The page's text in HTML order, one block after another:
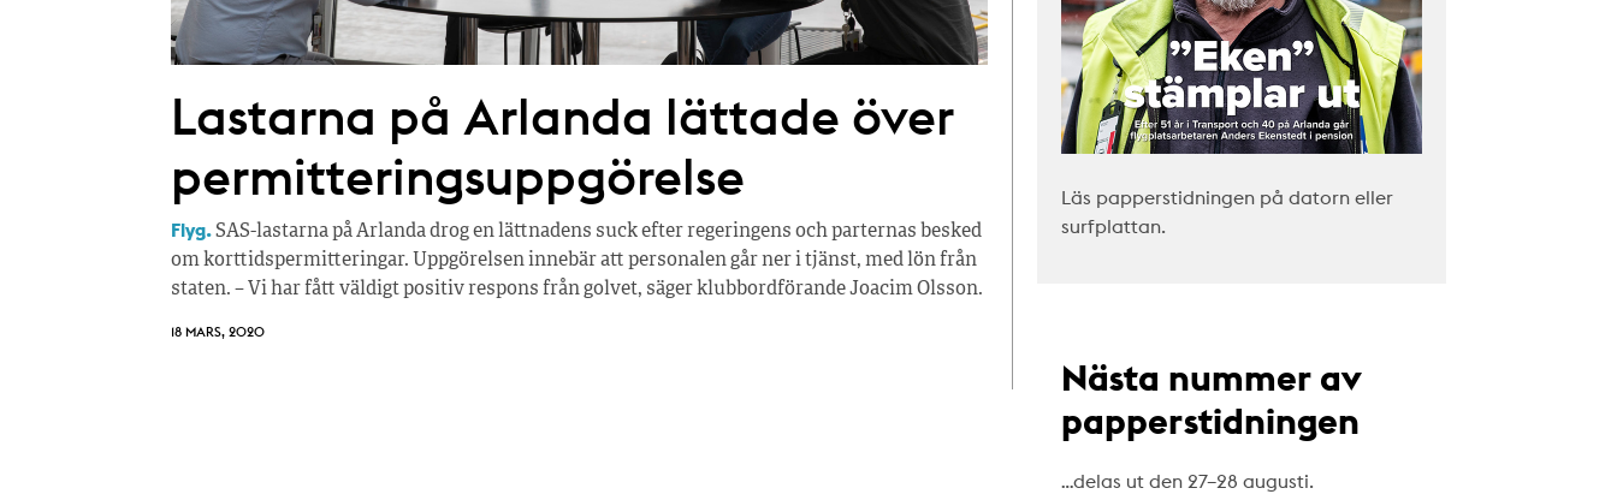
Lastarna på Arlanda lättade över
permitteringsuppgörelse
Flyg.SAS-lastarna på Arlanda drog en lättnadens suck efter regeringens och parternas besked
om korttidspermitteringar. Uppgörelsen innebär att personalen går ner i tjänst, med lön från
staten. – Vi har fått väldigt positiv respons från golvet, säger klubbordförande Joacim Olsson.
18 MARS, 2020
Läs papperstidningen på datorn eller
surfplattan.
Nästa nummer av
papperstidningen
…delas ut den 27–28 augusti.